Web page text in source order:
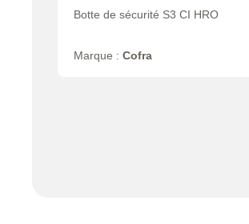
Botte de sécurité S3 CI HRO
Marque : Cofra